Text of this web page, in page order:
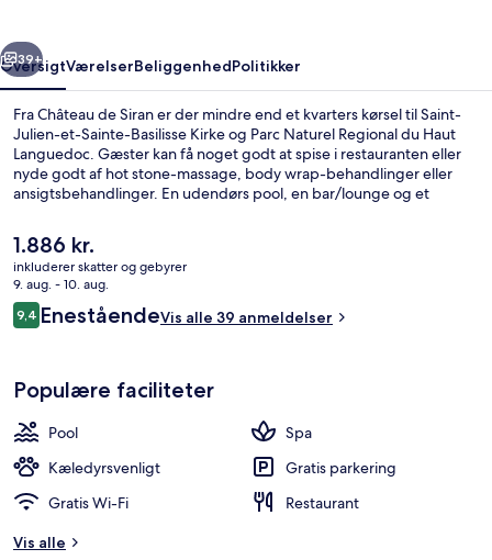
Næste
39+
OversigtVærelserBeliggenhedPolitikker
Fra Château de Siran er der mindre end et kvarters kørsel til Saint-
Julien-et-Sainte-Basilisse Kirke og Parc Naturel Regional du Haut
Languedoc. Gæster kan få noget godt at spise i restauranten eller
nyde godt af hot stone-massage, body wrap-behandlinger eller
ansigtsbehandlinger. En udendørs pool, en bar/lounge og et
Den
nuværende
pris
er
1.886 kr.
1.886 kr.
inkluderer skatter og gebyrer
9. aug. - 10. aug.
Anmeldelser
9,49,4 ud af 10.
EneståendeVis alle 39 anmeldelser
Populære faciliteter
Pool
Spa
Kæledyrsvenligt
Gratis parkering
Gratis Wi-Fi
Restaurant
Vis alle